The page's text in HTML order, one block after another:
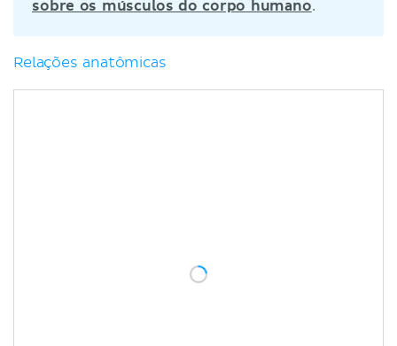
sobre os músculos do corpo humano.
Relações anatômicas